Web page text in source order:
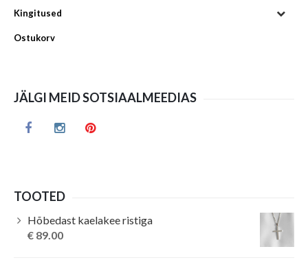
Kingitused
Ostukorv
JÄLGI MEID SOTSIAALMEEDIAS
TOOTED
Hõbedast kaelakee ristiga
€ 89.00